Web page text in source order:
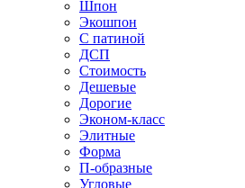
Шпон
Экошпон
С патиной
ДСП
Стоимость
Дешевые
Дорогие
Эконом-класс
Элитные
Форма
П-образные
Угловые